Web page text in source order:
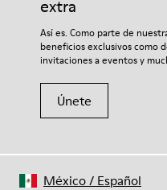
extra
Así es. Como parte de
beneficios exclusivos como
invitaciones a eventos y
Únete
México/ Español